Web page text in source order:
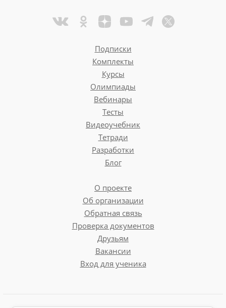
Подписки
Комплекты
Курсы
Олимпиады
Вебинары
Тесты
Видеоучебник
Тетради
Разработки
Блог
О проекте
Об организации
Обратная связь
Проверка документов
Друзьям
Вакансии
Вход для ученика